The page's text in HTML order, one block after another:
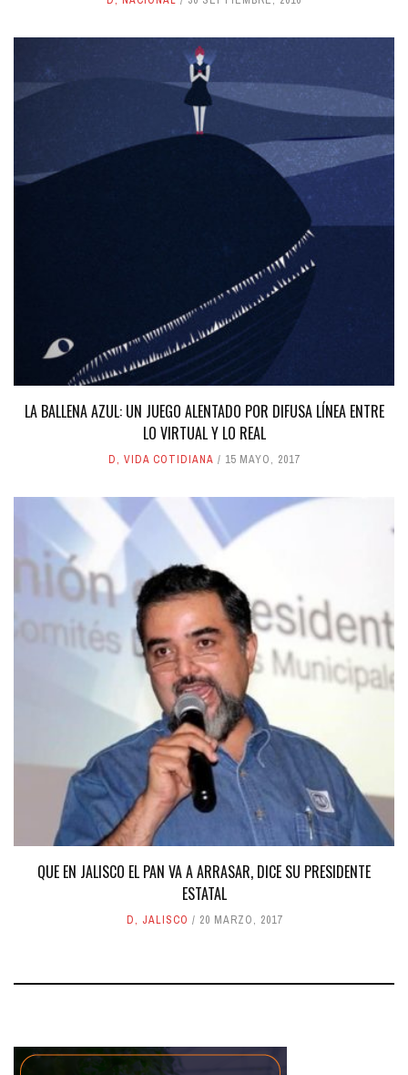
LA BALLENA AZUL: UN JUEGO ALENTADO POR DIFUSA LÍNEA ENTRE
LO VIRTUAL Y LO REAL
D, VIDA COTIDIANA 15 MAYO, 2017
QUE EN JALISCO EL PAN VA A ARRASAR, DICE SU PRESIDENTE
ESTATAL
D, JALISCO 20 MARZO, 2017